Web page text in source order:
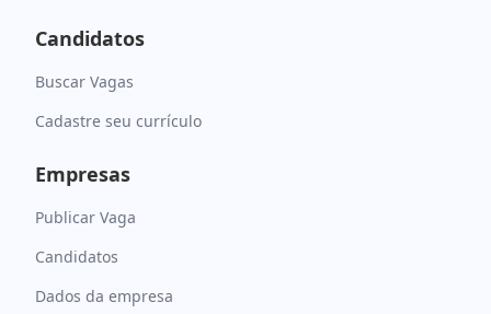
Candidatos
Buscar Vagas
Cadastre seu currículo
Empresas
Publicar Vaga
Candidatos
Dados da empresa